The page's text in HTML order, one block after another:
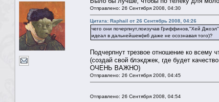
Отправлено: 26 Сентября 2008, 04:30
Цитата: Raphail от 26 Сентябрь 2008, 04:26
чего они почерпнут,поизучав Гриффинов,"Хей
идеал в дальнейшем(мб даже не осознавая того)?
Подчерпнут трезвое отношение ко всему
(создай свой блэкджек, где будет
ОЧЕНЬ ВАЖНО)
Отправлено: 26 Сентября 2008, 04:45
Отправлено: 26 Сентября 2008, 04:54